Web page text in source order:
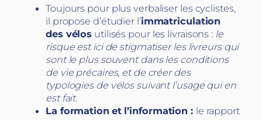
Toujours pour plus verbaliser les cyclistes,
il propose d’étudier l’immatriculation
des vélos utilisés pour les livraisons : le
risque est ici de stigmatiser les livreurs qui
sont le plus souvent dans les conditions
de vie précaires, et de créer des
typologies de vélos suivant l’usage qui en
est fait.
La formation et l’information : le rapport